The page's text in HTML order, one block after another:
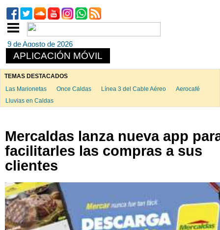
9 de Agosto de 2026
APLICACIÓN MÓVIL
TEMAS DESTACADOS
Las Marionetas
Once Caldas Línea 3 del Cable Aéreo
Aerocafé
Lluvias en Caldas
Mercaldas lanza nueva app
facilitarles las compras a sus
clientes